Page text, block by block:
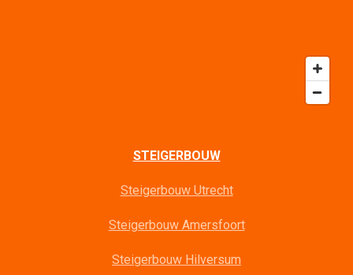
STEIGERBOUW
Steigerbouw Utrecht
Steigerbouw Amersfoort
Steigerbouw Hilversum